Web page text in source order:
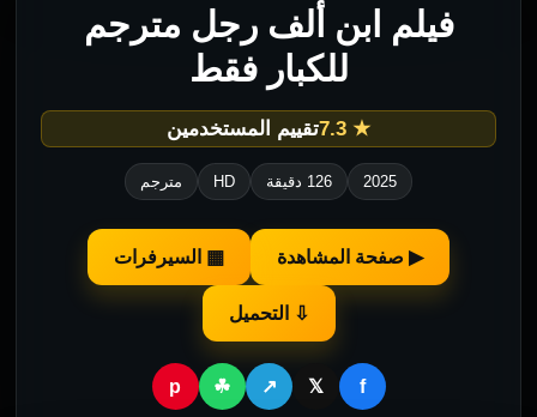
فيلم ابن ألف رجل مترجم
للكبار فقط
★ 7.3 تقييم المستخدمين
2025 126 دقيقة HD مترجم
▶ صفحة المشاهدة ▦ السيرفرات
⇩ التحميل
f
𝕏
↗
☘
p